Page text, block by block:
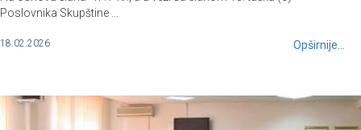
Poslovnika Skupštine ...
18.02.2026 Opširnije...